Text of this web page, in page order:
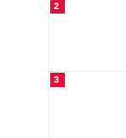
2
3